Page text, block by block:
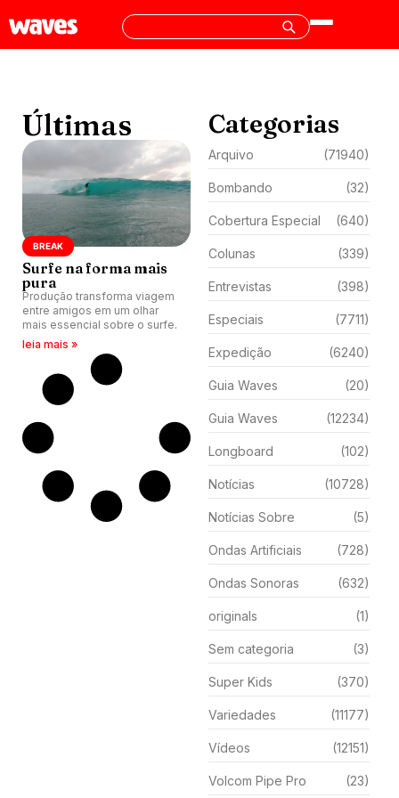
Últimas
BREAK
Surfe na forma mais
pura
Produção transforma viagem
entre amigos em um olhar
mais essencial sobre o surfe.
leia mais »
Categorias
Arquivo (71940)
Bombando (32)
Cobertura Especial (640)
Colunas (339)
Entrevistas (398)
Especiais (7711)
Expedição (6240)
Guia Waves (20)
Guia Waves (12234)
Longboard (102)
Notícias (10728)
Notícias Sobre (5)
Ondas Artificiais (728)
Ondas Sonoras (632)
originals (1)
Sem categoria (3)
Super Kids (370)
Variedades (11177)
Vídeos (12151)
Volcom Pipe Pro (23)